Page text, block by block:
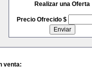
Realizar una Oferta
Precio Ofrecido $
venta: